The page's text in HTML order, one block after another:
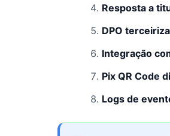
Resposta a
DPO
Integração
Pix QR Code
Logs de